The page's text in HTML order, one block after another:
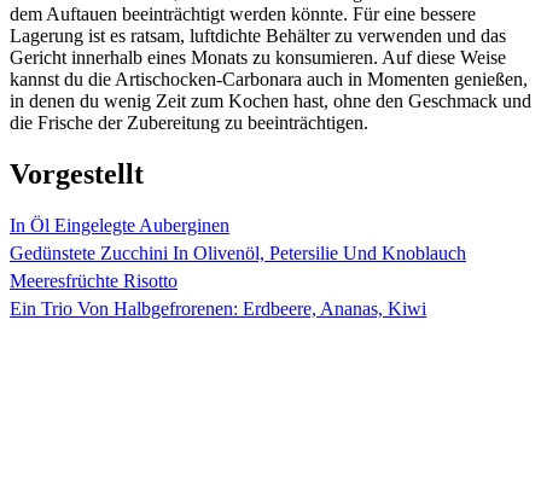
dem Auftauen beeinträchtigt werden könnte. Für eine bessere
Lagerung ist es ratsam, luftdichte Behälter zu verwenden und das
Gericht innerhalb eines Monats zu konsumieren. Auf diese Weise
kannst du die Artischocken-Carbonara auch in Momenten genießen,
in denen du wenig Zeit zum Kochen hast, ohne den Geschmack und
die Frische der Zubereitung zu beeinträchtigen.
Vorgestellt
In Öl Eingelegte Auberginen
Gedünstete Zucchini In Olivenöl, Petersilie Und Knoblauch
Meeresfrüchte Risotto
Ein Trio Von Halbgefrorenen: Erdbeere, Ananas, Kiwi